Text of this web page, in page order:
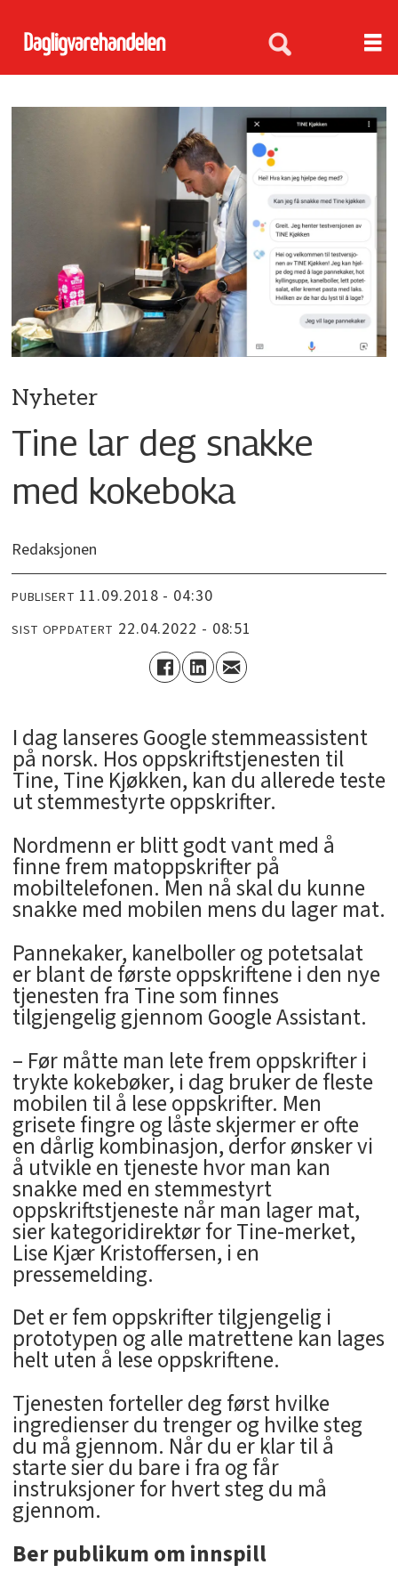
Nyheter
Tine lar deg snakke
med kokeboka
Redaksjonen
PUBLISERT 11.09.2018 - 04:30
SIST OPPDATERT 22.04.2022 - 08:51
I dag lanseres Google stemmeassistent
på norsk. Hos oppskriftstjenesten til
Tine, Tine Kjøkken, kan du allerede teste
ut stemmestyrte oppskrifter.
Nordmenn er blitt godt vant med å
finne frem matoppskrifter på
mobiltelefonen. Men nå skal du kunne
snakke med mobilen mens du lager mat.
Pannekaker, kanelboller og potetsalat
er blant de første oppskriftene i den nye
tjenesten fra Tine som finnes
tilgjengelig gjennom Google Assistant.
– Før måtte man lete frem oppskrifter i
trykte kokebøker, i dag bruker de fleste
mobilen til å lese oppskrifter. Men
grisete fingre og låste skjermer er ofte
en dårlig kombinasjon, derfor ønsker vi
å utvikle en tjeneste hvor man kan
snakke med en stemmestyrt
oppskriftstjeneste når man lager mat,
sier kategoridirektør for Tine-merket,
Lise Kjær Kristoffersen, i en
pressemelding.
Det er fem oppskrifter tilgjengelig i
prototypen og alle matrettene kan lages
helt uten å lese oppskriftene.
Tjenesten forteller deg først hvilke
ingredienser du trenger og hvilke steg
du må gjennom. Når du er klar til å
starte sier du bare i fra og får
instruksjoner for hvert steg du må
gjennom.
Ber publikum om innspill